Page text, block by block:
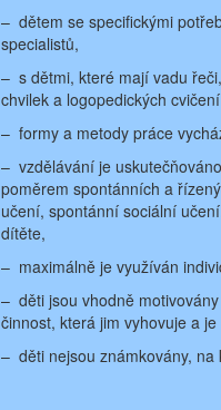
– dětem se specifickými
specialistů,
– s dětmi, které mají vadu
chvilek a logopedických
– formy a metody práce
– vzdělávání je
poměrem spontánních a
učení, spontánní sociální
dítěte,
– maximálně je využíván
– děti jsou vhodně
činnost, která jim vyhovuje a
– děti nejsou známkovány,